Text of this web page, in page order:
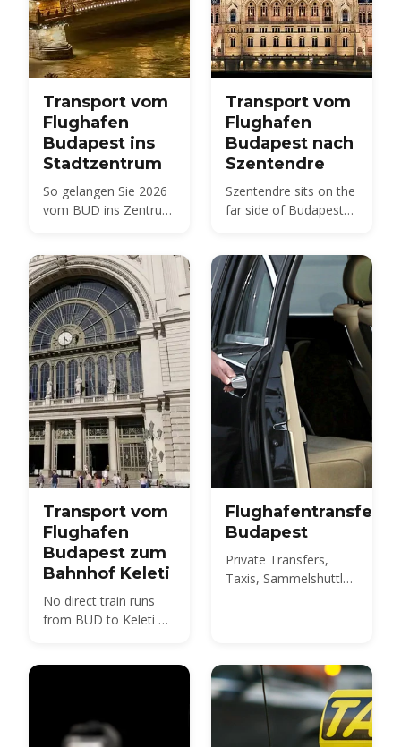
Transport vom
Flughafen
Budapest ins
Stadtzentrum
So gelangen Sie 2026
vom BUD ins Zentrum
im Vergleich, mit
Preisen und
Fahrzeiten.
Transport vom
Flughafen
Budapest nach
Szentendre
Szentendre sits on the
far side of Budapest
km usually quoted.
Here is every route,
with 2026 fares.
Transport vom
Flughafen
Budapest zum
Bahnhof Keleti
No direct train runs
from BUD to Keleti —
surcharge.
Flughafentransfers
Budapest
Private Transfers,
Taxis, Sammelshuttles
erfahren Sie, wie Sie
im Voraus buchen.